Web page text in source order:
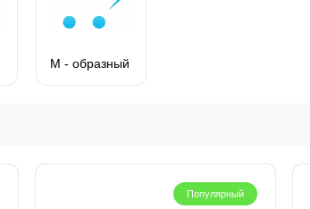
М - образный
Популярный